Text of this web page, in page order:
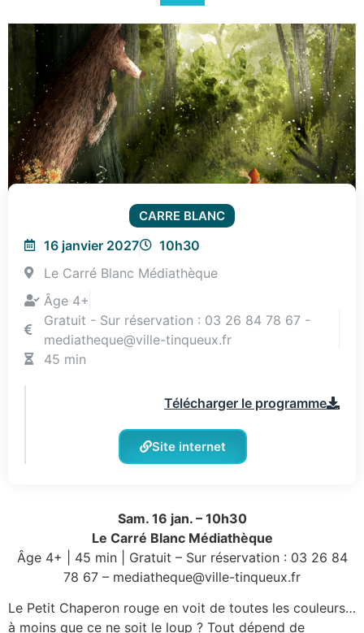
CARRE BLANC
16 janvier 2027
10h30
Le Carré Blanc Médiathèque
Âge 4+
Gratuit - Sur réservation : 03 26 84 78 67 -
mediatheque@ville-tinqueux.fr
45 min
Télécharger le programme
Site internet
Sam. 16 jan. – 10h30
Le Carré Blanc Médiathèque
Âge 4+ | 45 min | Gratuit – Sur réservation : 03 26 84
78 67 – mediatheque@ville-tinqueux.fr
Le Petit Chaperon rouge en voit de toutes les couleurs…
à moins que ce ne soit le loup ? Tout dépend de